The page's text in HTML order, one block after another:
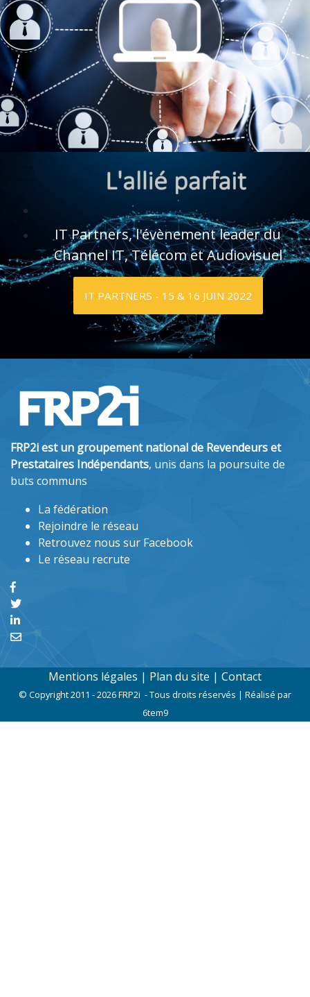
IT Partners, l'évènement leader du
Channel IT, Télécom et Audiovisuel
IT PARTNERS - 15 & 16 JUIN 2022
Prestataires Indépendants
buts communs
La fédération
Mentions légales|Plan du site|Contact